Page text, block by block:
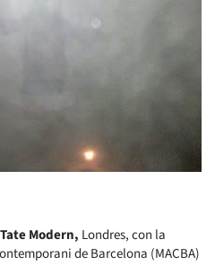
Modern, Londres, con la
de Barcelona (MACBA)